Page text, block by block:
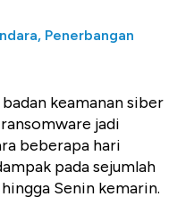
Penerbangan
keamanan siber
jadi
beberapa hari
pada sejumlah
Senin kemarin.